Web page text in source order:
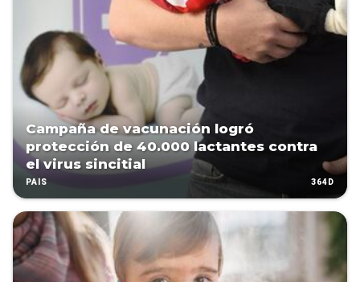
Campaña de vacunación logró
protección de 40.000 lactantes contra
el virus sincitial
PAÍS 364D